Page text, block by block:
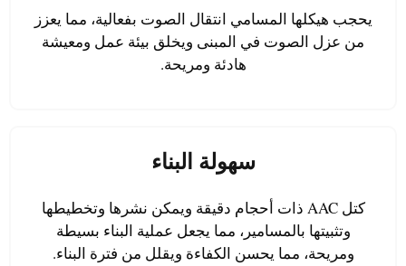
يحجب هيكلها المسامي انتقال الصوت بفعالية، مما يعزز
من عزل الصوت في المبنى ويخلق بيئة عمل ومعيشة
هادئة ومريحة.
سهولة البناء
كتل AAC ذات أحجام دقيقة ويمكن نشرها وتخطيطها
وتثبيتها بالمسامير، مما يجعل عملية البناء بسيطة
ومريحة، مما يحسن الكفاءة ويقلل من فترة البناء.
Portuguese
German